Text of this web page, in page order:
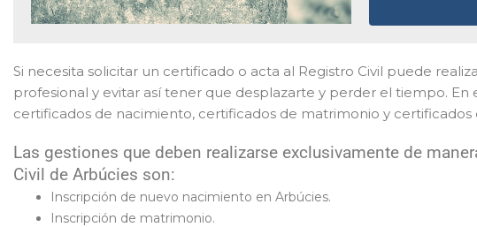
Si necesita solicitar un certificado o acta al Registro Civil puede
profesional y evitar así tener que desplazarte y perder el tiempo. En
certificados de nacimiento, certificados de matrimonio y certificados
Las gestiones que deben realizarse exclusivamente de
Civil de Arbúcies son:
Inscripción de nuevo nacimiento en Arbúcies.
Inscripción de matrimonio.